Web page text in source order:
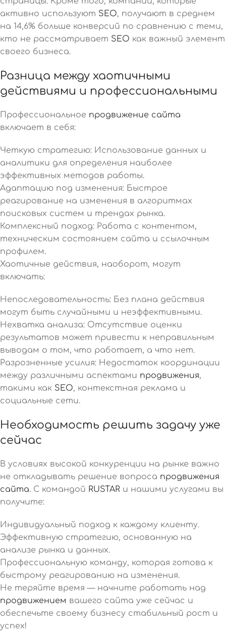
активно используют SEO, получают в среднем
на 14,6% больше конверсий по сравнению с теми,
кто не рассматривает SEO как важный элемент
своего бизнеса.
Разница между хаотичными
действиями и профессиональными
Профессиональное продвижение сайта
включает в себя:
Четкую стратегию: Использование данных и
аналитики для определения наиболее
эффективных методов работы.
Адаптацию под изменения: Быстрое
реагирование на изменения в алгоритмах
поисковых систем и трендах рынка.
Комплексный подход: Работа с контентом,
техническим состоянием сайта и ссылочным
профилем.
Хаотичные действия, наоборот, могут
включать:
Непоследовательность: Без плана действия
могут быть случайными и неэффективными.
Нехватка анализа: Отсутствие оценки
результатов может привести к неправильным
выводам о том, что работает, а что нет.
Разрозненные усилия: Недостаток координации
между различными аспектами продвижения,
такими как SEO, контекстная реклама и
социальные сети.
Необходимость решить задачу уже
сейчас
В условиях высокой конкуренции на рынке важно
не откладывать решение вопроса продвижения
сайта. С командой RUSTAR и нашими услугами вы
получите:
Индивидуальный подход к каждому клиенту.
Эффективную стратегию, основанную на
анализе рынка и данных.
Профессиональную команду, которая готова к
быстрому реагированию на изменения.
Не теряйте время — начните работать над
продвижением вашего сайта уже сейчас и
обеспечьте своему бизнесу стабильный рост и
успех!